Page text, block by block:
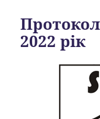
2022 рік